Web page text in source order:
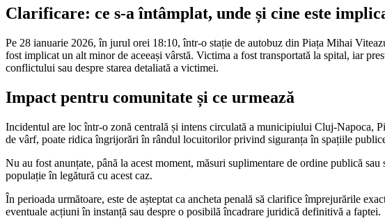
Clarificare: ce s-a întâmplat, unde și cine este
Pe 28 ianuarie 2026, în jurul orei 18:10, într-o stație de autobuz din Piața Mihai
fost implicat un alt minor de aceeași vârstă. Victima a fost transportată la spital, iar
conflictului sau despre starea detaliată a victimei.
Impact pentru comunitate și ce urmează
Incidentul are loc într-o zonă centrală și intens circulată a municipiului Cluj-Napoca,
de vârf, poate ridica îngrijorări în rândul locuitorilor privind siguranța în spațiile
Nu au fost anunțate, până la acest moment, măsuri suplimentare de ordine publică
populație în legătură cu acest caz.
În perioada următoare, este de așteptat ca ancheta penală să clarifice împrejurările
eventuale acțiuni în instanță sau despre o posibilă încadrare juridică definitivă a faptei.